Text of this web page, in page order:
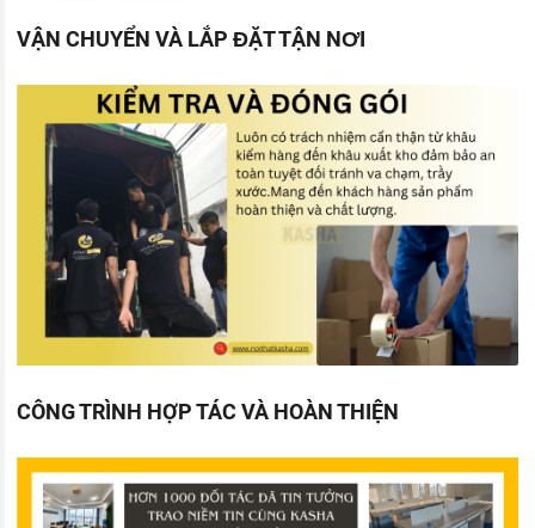
VẬN CHUYỂN VÀ LẮP ĐẶT TẬN NƠI
CÔNG TRÌNH HỢP TÁC VÀ HOÀN THIỆN